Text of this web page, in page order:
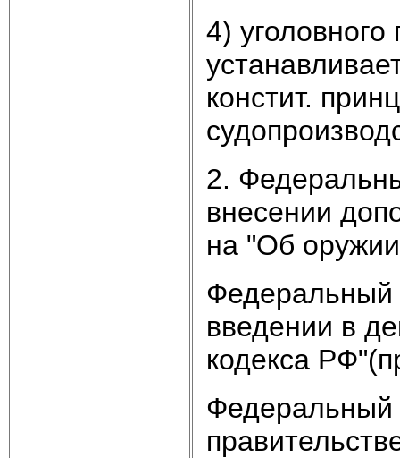
4) уголовного
констит.
2.
внесении
на "Об
введении в
кодекса